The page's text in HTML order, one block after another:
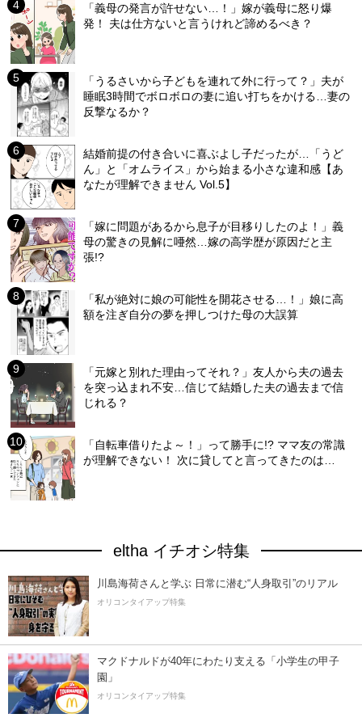
「義母の発言が許せない…！」嫁が義母に怒り爆
発！ 夫は仕方ないと言うけれど諦めるべき？
「うるさいから子どもを連れて外に行って？」夫が
睡眠3時間でボロボロの妻に追い打ちをかける…妻の
反撃なるか？
結婚前提の付き合いに喜ぶよし子だったが…「うど
ん」と「オムライス」から始まる小さな違和感【あ
なたが理解できません Vol.5】
「嫁に問題があるから息子が目移りしたのよ！」義
母の驚きの見解に唖然…嫁の高学歴が原因だと主
張!?
「私が絶対に娘の可能性を開花させる…！」娘に高
額を注ぎ自分の夢を押しつけた母の大誤算
「元嫁と別れた理由ってそれ？」友人から夫の過去
を突っ込まれ不安…信じて結婚した夫の過去まで信
じれる？
「自転車借りたよ～！」って勝手に!? ママ友の常識
が理解できない！ 次に貸してと言ってきたのは…
eltha イチオシ特集
川島海荷さんと学ぶ 日常に潜む“人身取引”のリアル
オリコンタイアップ特集
マクドナルドが40年にわたり支える「小学生の甲子
園」
オリコンタイアップ特集